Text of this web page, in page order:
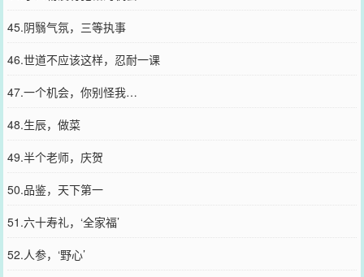
45.阴翳气氛，三等执事
46.世道不应该这样，忍耐一课
47.一个机会，你别怪我…
48.生辰，做菜
49.半个老师，庆贺
50.品鉴，天下第一
51.六十寿礼，‘全家福’
52.人参，‘野心’